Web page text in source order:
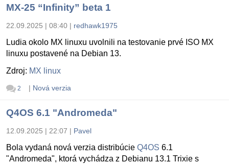
MX-25 “Infinity” beta 1
22.09.2025 | 08:40 | redhawk1975
Ludia okolo MX linuxu uvolnili na testovanie prvé ISO MX
linuxu postavené na Debian 13.
Zdroj: MX linux
2 | Nová verzia
Q4OS 6.1 "Andromeda"
12.09.2025 | 22:07 | Pavel
Bola vydaná nová verzia distribúcie Q4OS 6.1
"Andromeda", ktorá vychádza z Debianu 13.1 Trixie s